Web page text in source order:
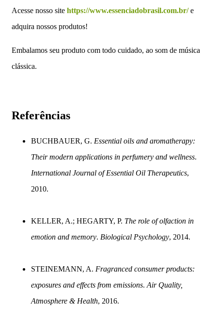
Acesse nosso site https://www.essenciadobrasil.com.br/e
adquira nossos produtos!
Embalamos seu produto com todo cuidado, ao som de música
clássica.
Referências
BUCHBAUER, G. Essential oils and aromatherapy:
Their modern applications in perfumery and wellness.
International Journal of Essential Oil Therapeutics,
2010.
KELLER, A.; HEGARTY, P. The role of olfaction in
emotion and memory. Biological Psychology, 2014.
STEINEMANN, A. Fragranced consumer products:
exposures and effects from emissions. Air Quality,
Atmosphere & Health, 2016.